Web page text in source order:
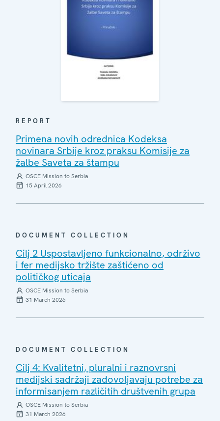
REPORT
Primena novih odrednica Kodeksa
novinara Srbije kroz praksu Komisije za
žalbe Saveta za štampu
OSCE Mission to Serbia
15 April 2026
DOCUMENT COLLECTION
Cilj 2 Uspostavljeno funkcionalno, održivo
i fer medijsko tržište zaštićeno od
političkog uticaja
OSCE Mission to Serbia
31 March 2026
DOCUMENT COLLECTION
Cilj 4: Kvalitetni, pluralni i raznovrsni
medijski sadržaji zadovoljavaju potrebe za
informisanjem različitih društvenih grupa
OSCE Mission to Serbia
31 March 2026